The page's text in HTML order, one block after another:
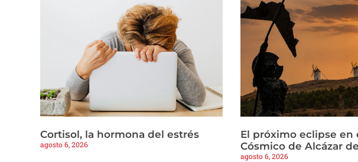
Cortisol, la hormona del estrés
agosto 6, 2026
El próximo eclipse en
Cósmico de Alcázar
agosto 6, 2026